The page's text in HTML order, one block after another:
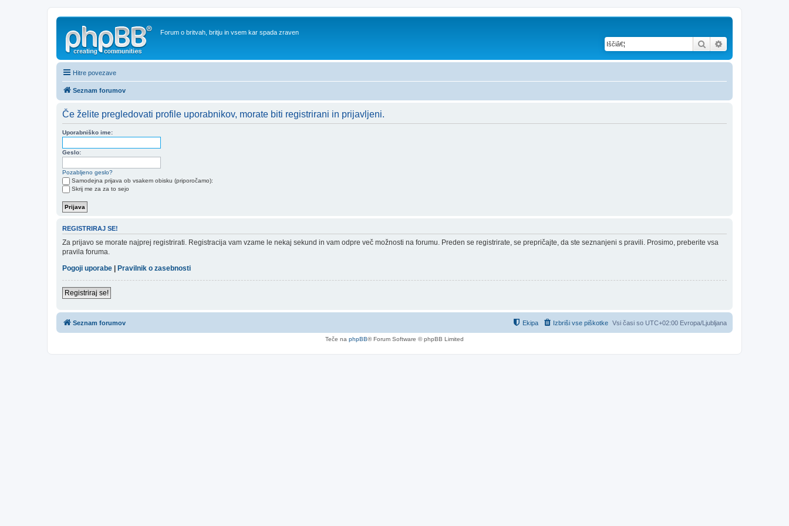
Forum o britvah, britju in vsem kar spada zraven
Iskanje
Hitre povezave
Seznam forumov
Če želite pregledovati profile uporabnikov, morate biti registrirani in prijavljeni.
Uporabniško ime:
Geslo:
Pozabljeno geslo?
Samodejna prijava ob vsakem obisku (priporočamo):
Skrij me za za to sejo
REGISTRIRAJ SE!
Za prijavo se morate najprej registrirati. Registracija vam vzame le nekaj sekund in vam odpre več možnosti na forumu. Preden se registrirate, se prepričajte, da ste seznanjeni s pravili. Prosimo, preberite vsa
pravila foruma.
Pogoji uporabe | Pravilnik o zasebnosti
Registriraj se!
Seznam forumov Vsi časi so UTC+02:00 Evropa/Ljubljana
Izbriši vse piškotke
Ekipa
Teče na phpBB® Forum Software © phpBB Limited